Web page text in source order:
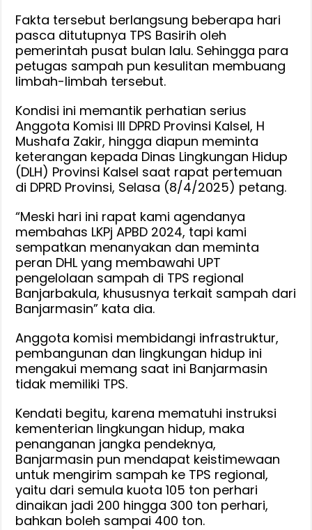
Fakta tersebut berlangsung beberapa hari
pasca ditutupnya TPS Basirih oleh
pemerintah pusat bulan lalu. Sehingga para
petugas sampah pun kesulitan membuang
limbah-limbah tersebut.
Kondisi ini memantik perhatian serius
Anggota Komisi III DPRD Provinsi Kalsel, H
Mushafa Zakir, hingga diapun meminta
keterangan kepada Dinas Lingkungan Hidup
(DLH) Provinsi Kalsel saat rapat pertemuan
di DPRD Provinsi, Selasa (8/4/2025) petang.
“Meski hari ini rapat kami agendanya
membahas LKPj APBD 2024, tapi kami
sempatkan menanyakan dan meminta
peran DHL yang membawahi UPT
pengelolaan sampah di TPS regional
Banjarbakula, khususnya terkait sampah dari
Banjarmasin” kata dia.
Anggota komisi membidangi infrastruktur,
pembangunan dan lingkungan hidup ini
mengakui memang saat ini Banjarmasin
tidak memiliki TPS.
Kendati begitu, karena mematuhi instruksi
kementerian lingkungan hidup, maka
penanganan jangka pendeknya,
Banjarmasin pun mendapat keistimewaan
untuk mengirim sampah ke TPS regional,
yaitu dari semula kuota 105 ton perhari
dinaikan jadi 200 hingga 300 ton perhari,
bahkan boleh sampai 400 ton.